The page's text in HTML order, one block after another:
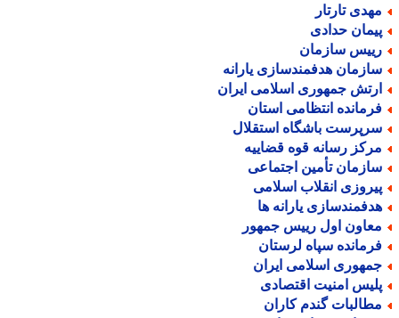
تارتار
حدادی
سازمان
هدفمندسازی یارانه
جمهوری اسلامی ایران
انتظامی استان
باشگاه استقلال
رسانه قوه قضاییه
تأمین اجتماعی
انقلاب اسلامی
یارانه ها
اول رییس جمهور
سپاه لرستان
اسلامی ایران
امنیت اقتصادی
گندم کاران